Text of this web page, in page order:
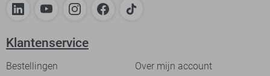
Klantenservice
Bestellingen
Over mijn account